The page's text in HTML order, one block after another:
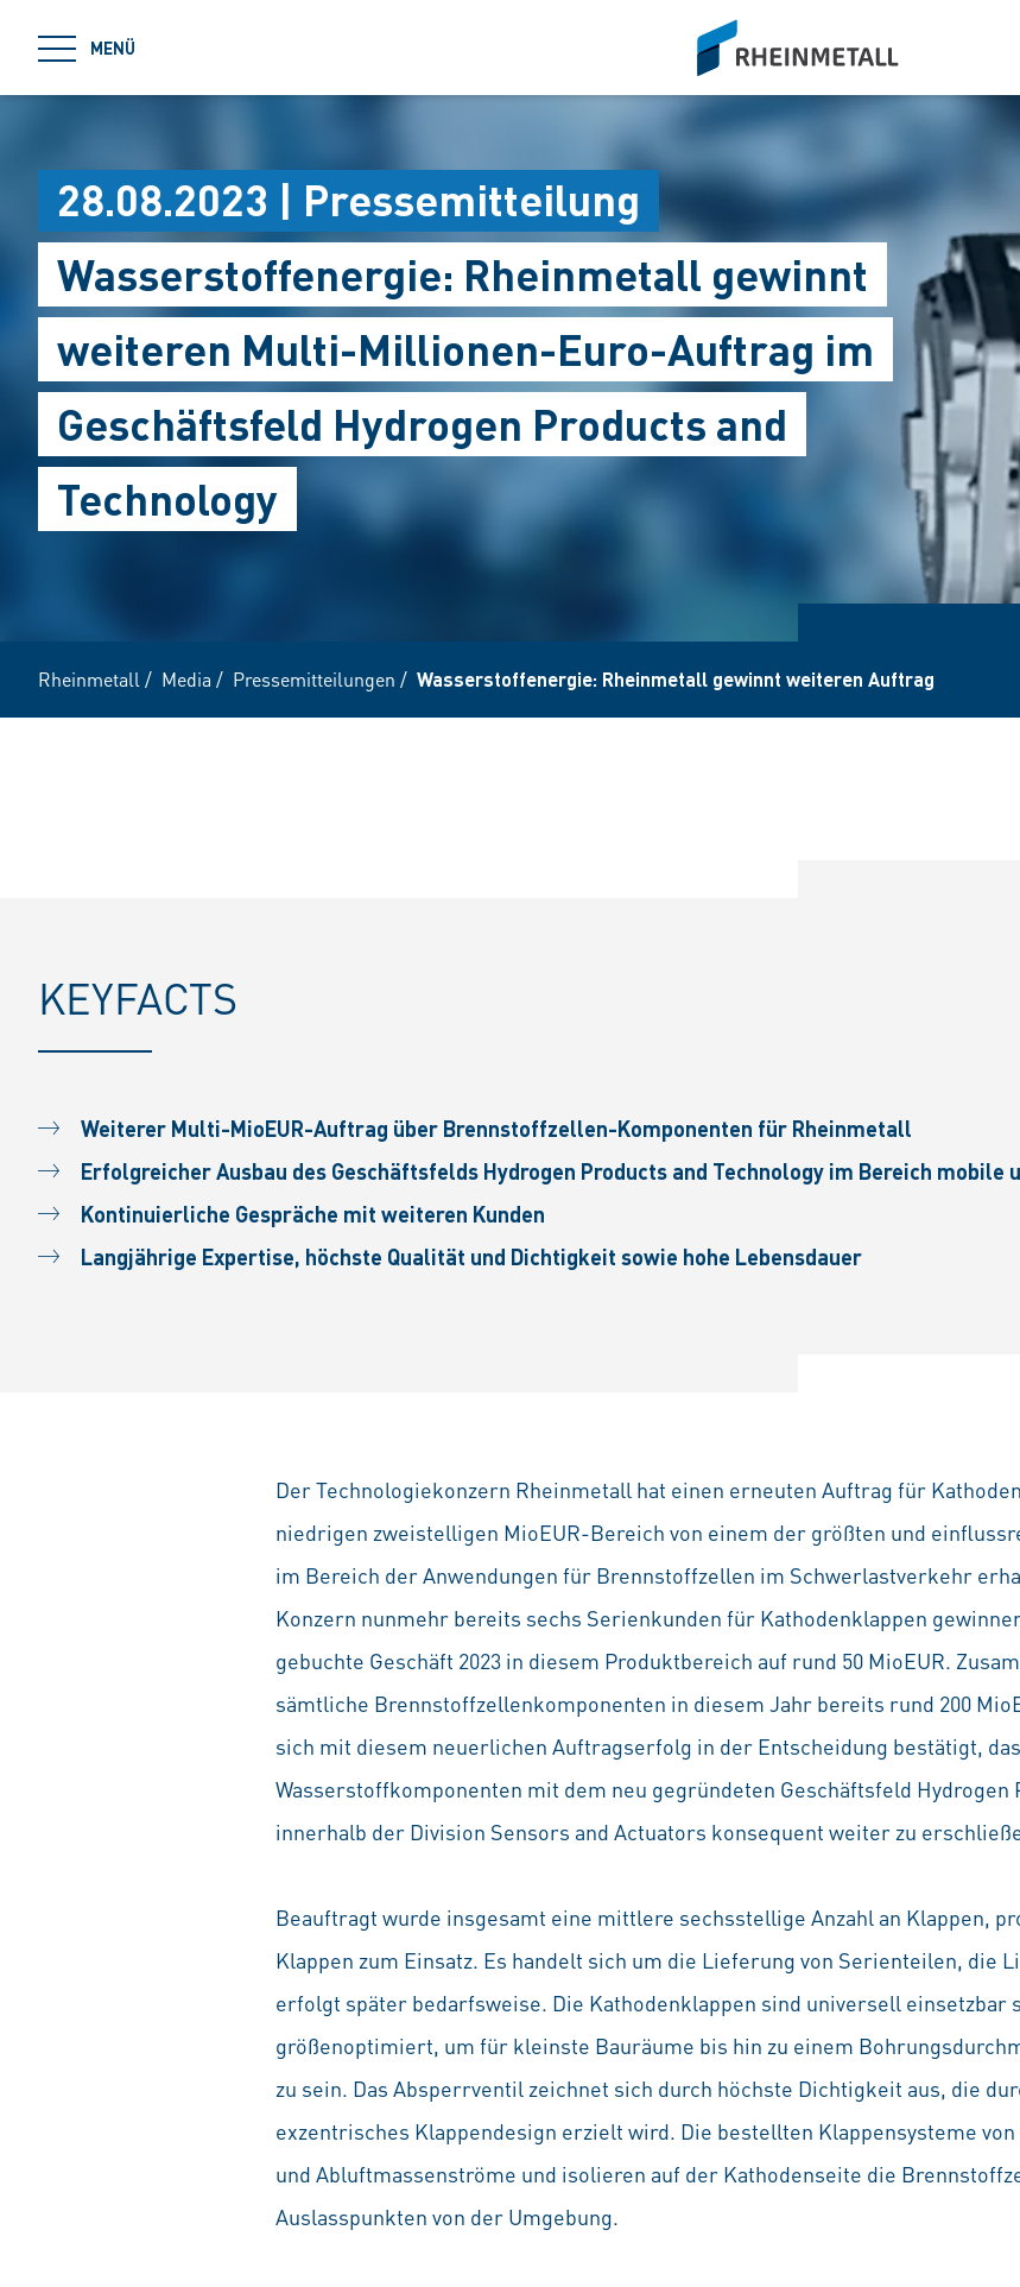
MENÜ
siteLogo
28.08.2023 | Pressemitteilung
Wasserstoffenergie: Rheinmetall gewinnt
weiteren Multi-Millionen-Euro-Auftrag im
Geschäftsfeld Hydrogen Products and
Technology
Rheinmetall / Media / Pressemitteilungen / Wasserstoffenergie: Rheinmetall gewinnt weiteren Auftrag
KEYFACTS
Weiterer Multi-MioEUR-Auftrag über Brennstoffzellen-Komponenten für Rheinmetall
Erfolgreicher Ausbau des Geschäftsfelds Hydrogen Products and Technology im Bereich mobile
Kontinuierliche Gespräche mit weiteren Kunden
Langjährige Expertise, höchste Qualität und Dichtigkeit sowie hohe Lebensdauer
Der Technologiekonzern Rheinmetall hat einen erneuten Auftrag für
niedrigen zweistelligen MioEUR-Bereich von einem der größten und
im Bereich der Anwendungen für Brennstoffzellen im Schwerlastverkehr
Konzern nunmehr bereits sechs Serienkunden für Kathodenklappen
gebuchte Geschäft 2023 in diesem Produktbereich auf rund 50 MioEUR.
sämtliche Brennstoffzellenkomponenten in diesem Jahr bereits rund 200
sich mit diesem neuerlichen Auftragserfolg in der Entscheidung bestätigt,
Wasserstoffkomponenten mit dem neu gegründeten Geschäftsfeld Hydrogen
innerhalb der Division Sensors and Actuators konsequent weiter zu
Beauftragt wurde insgesamt eine mittlere sechsstellige Anzahl an Klappen,
Klappen zum Einsatz. Es handelt sich um die Lieferung von Serienteilen, die
erfolgt später bedarfsweise. Die Kathodenklappen sind universell einsetzbar
größenoptimiert, um für kleinste Bauräume bis hin zu einem
zu sein. Das Absperrventil zeichnet sich durch höchste Dichtigkeit aus, die
exzentrisches Klappendesign erzielt wird. Die bestellten Klappensysteme
und Abluftmassenströme und isolieren auf der Kathodenseite die
Auslasspunkten von der Umgebung.